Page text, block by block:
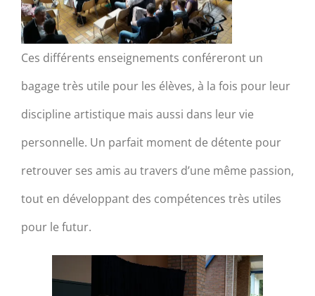
Ces différents enseignements conféreront un
bagage très utile pour les élèves, à la fois pour leur
discipline artistique mais aussi dans leur vie
personnelle. Un parfait moment de détente pour
retrouver ses amis au travers d’une même passion,
tout en développant des compétences très utiles
pour le futur.